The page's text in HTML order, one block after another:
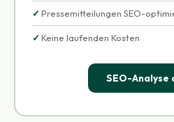
Pressemitteilungen SEO-
Keine laufenden Kosten
SEO-Analyse